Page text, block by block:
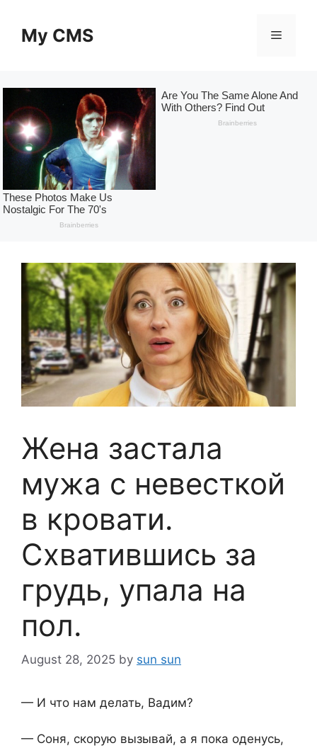
contentMy CMS Menu
Жена застала
мужа с невесткой
в кровати.
Схватившись за
грудь, упала на
пол.
August 28, 2025 by sun sun
— И что нам делать, Вадим?
— Соня, скорую вызывай, а я пока оденусь,